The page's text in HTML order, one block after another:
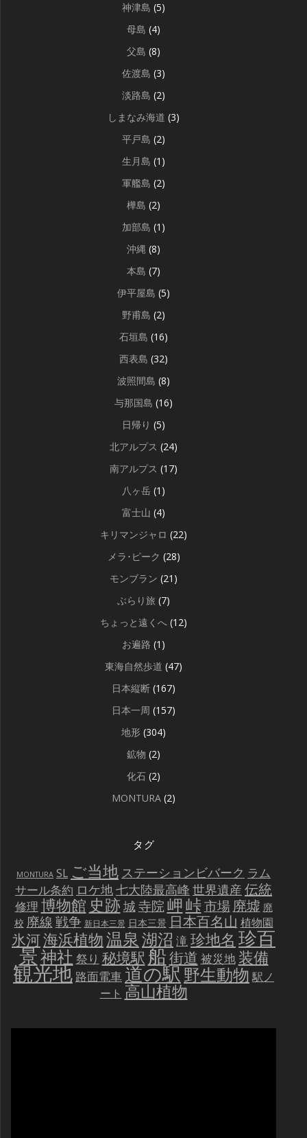
神津島 (5)
母島 (4)
父島 (8)
佐渡島 (3)
淡路島 (2)
しまなみ海道 (3)
平戸島 (2)
生月島 (1)
軍艦島 (2)
樺島 (2)
加部島 (1)
沖縄 (8)
本島 (7)
伊平屋島 (5)
野甫島 (2)
石垣島 (16)
西表島 (32)
波照間島 (8)
与那国島 (16)
日帰り (5)
北アルプス (24)
南アルプス (17)
八ヶ岳 (1)
富士山 (4)
キリマンジャロ (22)
メラ･ピーク (28)
モンブラン (21)
ぶらり旅 (7)
ちょっと遠くへ (12)
お遍路 (1)
東海自然歩道 (47)
日本縦断 (167)
日本一周 (157)
地形 (304)
鉱物 (2)
化石 (2)
MONTURA (2)
タグ
MONTURA SL ご当地 ステーションビバーク ラム
サール条約 ロケ地七大陸最高峰 世界遺産 伝統
修理 博物館 史跡城寺院岬峠市場 廃墟 廃
校 廃線戦争 新日本三景 日本三景 日本百名山 植物園
氷河海浜植物温泉湖沼 滝珍地名 珍百
景神社 祭り 秘境駅船街道 被災地 装備
観光地 路面電車道の駅野生動物 駅ノ
ート 高山植物